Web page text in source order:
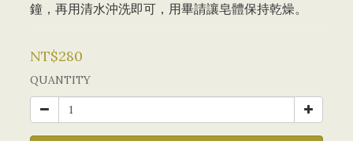
鐘，再用清水沖洗即可，用畢請讓皂體保持乾燥。
NT$280
QUANTITY